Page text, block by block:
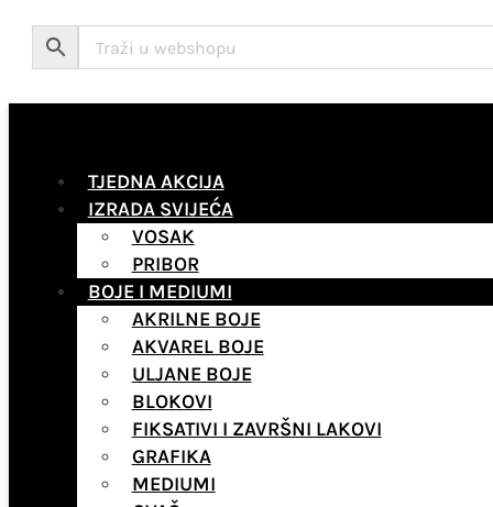
TJEDNA AKCIJA
IZRADA SVIJEĆA
VOSAK
PRIBOR
BOJE I MEDIUMI
AKRILNE BOJE
AKVAREL BOJE
ULJANE BOJE
BLOKOVI
FIKSATIVI I ZAVRŠNI LAKOVI
GRAFIKA
MEDIUMI